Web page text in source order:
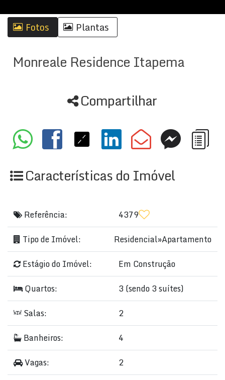
Fotos Plantas
Monreale Residence Itapema
Compartilhar
Características do Imóvel
Referência:
4379
Tipo de Imóvel:
Residencial»Apartamento
Estágio do Imóvel:
Em Construção
Quartos:
3 (sendo 3 suítes)
Salas:
2
Banheiros:
4
Vagas:
2